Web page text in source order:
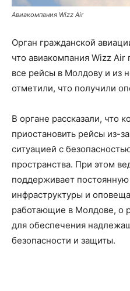
Авиакомпания Wizz Air
Орган гражданской
что авиакомпания Wizz Air
все рейсы в Молдову и из
отметили, что получили
В органе рассказали, что
приостановить рейсы из-
ситуацией с
пространства. При этом
поддерживает
инфраструктуры и
работающие в Молдове, о
для обеспечения
безопасности и защиты.